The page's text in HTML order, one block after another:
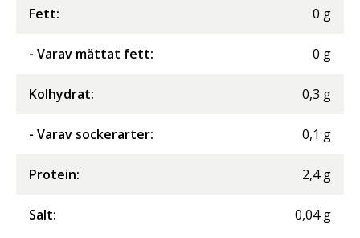
Fett: 0 g
- Varav mättat fett: 0 g
Kolhydrat: 0,3 g
- Varav sockerarter: 0,1 g
Protein: 2,4 g
Salt: 0,04 g